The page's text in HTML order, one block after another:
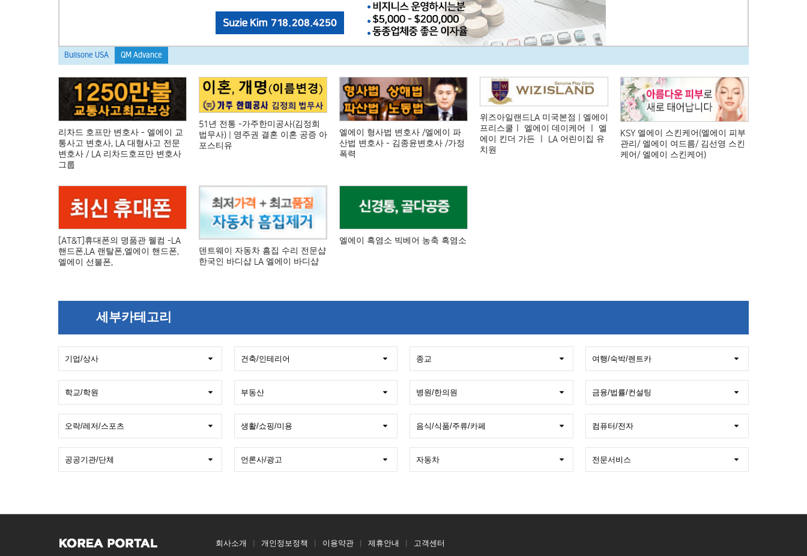
Bullsone USA QM Advance
리차드 호프만 변호사 - 엘에이 교
통사고 변호사, LA 대형사고 전문
변호사 / LA 리차드호프만 변호사
그룹
51년 전통 -가주한미공사(김정희
법무사) | 영주권 결혼 이혼 공증 아
포스티유
엘에이 형사법 변호사 /엘에이 파
산법 변호사 - 김종윤변호사 /가정
폭력
위즈아일랜드LA 미국본점 | 엘에이
프리스쿨ㅣ 엘에이 데이케어 ㅣ 엘
에이 킨더 가든 ㅣ LA 어린이집 유
치원
KSY 엘에이 스킨케어(엘에이 피부
관리/ 엘에이 여드름/ 김선영 스킨
케어/ 엘에이 스킨케어)
[AT&T]휴대폰의 명품관 웰컴 -LA
핸드폰,LA 랜탈폰,엘에이 핸드폰,
엘에이 선불폰,
덴트웨이 자동차 흠집 수리 전문샵
한국인 바디샵 LA 엘에이 바디샵
엘에이 흑염소 빅베어 농축 흑염소
세부카테고리
회사소개 개인정보정책 이용약관 제휴안내 고객센터